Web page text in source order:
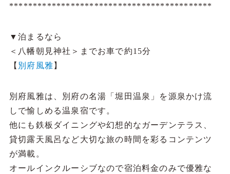
*******************************************
▼泊まるなら
＜八幡朝見神社＞までお車で約15分
【 別府風雅 】
別府風雅は、別府の名湯「堀田温泉」を源泉かけ流
しで愉しめる温泉宿です。
他にも鉄板ダイニングや幻想的なガーデンテラス、
貸切露天風呂など大切な旅の時間を彩るコンテンツ
が満載。
オールインクルーシブなので宿泊料金のみで優雅な